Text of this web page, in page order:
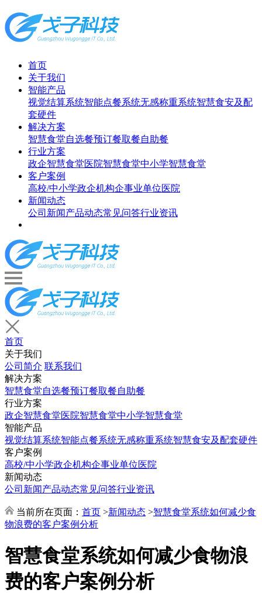
首页
关于我们
智能产品
视觉结算系统智能点餐系统无感称重系统智慧食安及配
套硬件
解决方案
智慧食堂自选餐预订餐取餐自助餐
行业方案
政企智慧食堂医院智慧食堂中小学智慧食堂
客户案例
高校/中小学政企机构企事业单位医院
新闻动态
公司新闻产品动态常见问答行业资讯
首页
关于我们
公司简介 联系我们
解决方案
智慧食堂自选餐预订餐取餐自助餐
行业方案
政企智慧食堂医院智慧食堂中小学智慧食堂
智能产品
视觉结算系统智能点餐系统无感称重系统智慧食安及配套硬件
客户案例
高校/中小学政企机构企事业单位医院
新闻动态
公司新闻产品动态常见问答行业资讯
当前所在页面： 首页 >新闻动态 >智慧食堂系统如何减少食
物浪费的客户案例分析
智慧食堂系统如何减少食物浪
费的客户案例分析